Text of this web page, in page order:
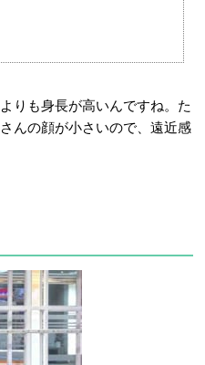
りも身長が高いんですね。た
んの顔が小さいので、遠近感